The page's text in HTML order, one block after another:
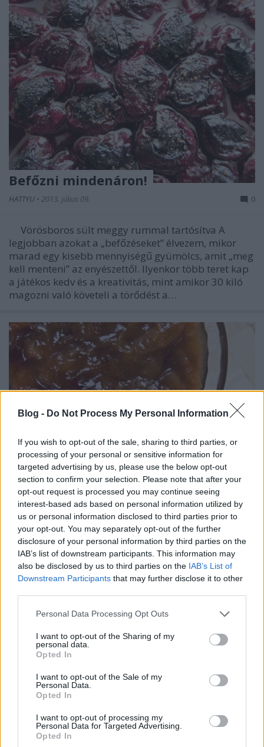
Blog - Do Not Process My Personal Information
If you wish to opt-out of the sale, sharing to third parties, or
processing of your personal or sensitive information for
targeted advertising by us, please use the below opt-out
section to confirm your selection. Please note that after your
opt-out request is processed you may continue seeing
interest-based ads based on personal information utilized by
us or personal information disclosed to third parties prior to
your opt-out. You may separately opt-out of the further
disclosure of your personal information by third parties on the
IAB’s list of downstream participants. This information may
also be disclosed by us to third parties on the IAB’s List of
Downstream Participants that may further disclose it to other
Please note that this website/app uses one or more Google
not limited to your visit or usage behaviour. You may click to
grant or deny consent to Google and its third-party tags to
use your data for below specified purposes in below Google
consent section.
Personal Data Processing Opt Outs
I want to opt-out of the Sharing of my
personal data.
Opted In
I want to opt-out of the Sale of my
Personal Data.
Opted In
I want to opt-out of processing my
Personal Data for Targeted Advertising.
Opted In
Befőzni mindenáron!
HATTYU • 2013. július 09. 0
Vörösboros sült meggy rummal tartósítva A
legjobban azokat a „befőzéseket” élvezem, mikor
marad egy kisebb mennyiségű gyümölcs, amit „meg
kell menteni” az enyészettől. Ilyenkor több teret kap
a játékos kedv és a kreativitás, mint amikor 30 kiló
magozni való követeli a törődést a…
Rumos datolyacsatni
•
Valójában friss datolyából készül, de egy kevés víz
hozzáadásával a kiszáradt aszalt datolyát is
megmenthetjük vele. Elárulom, én kifejezetten e
célból vásároltam: a piacon ugyanis nagy leárazás
Fogyaszthatjuk lekvár vagy nutella helyett,
használhatjuk…